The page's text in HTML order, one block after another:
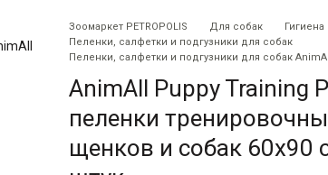
Зоомаркет PETROPOLIS Для собак
Пеленки, салфетки и подгузники для собак
Пеленки, салфетки и подгузники для собак
AnimAll Puppy Training
пеленки
щенков и собак 60х90